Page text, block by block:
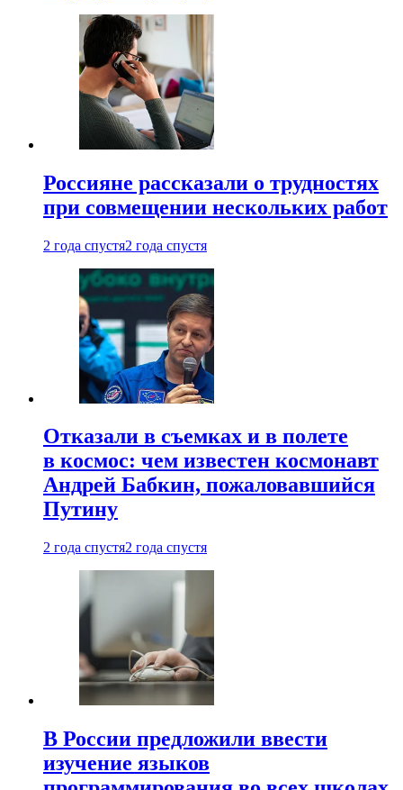
Россияне рассказали о трудностях
при совмещении нескольких работ
2 года спустя2 года спустя
Отказали в съемках и в полете
в космос: чем известен космонавт
Андрей Бабкин, пожаловавшийся
Путину
2 года спустя2 года спустя
В России предложили ввести
изучение языков